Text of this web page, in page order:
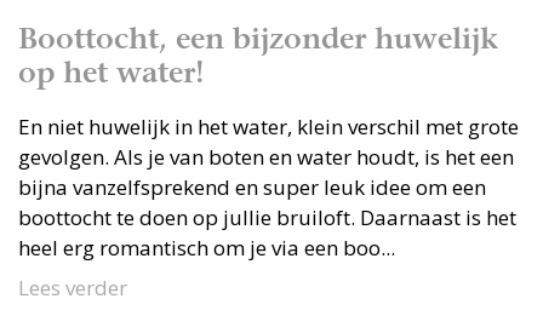
Boottocht, een bijzonder huwelijk
op het water!
En niet huwelijk in het water, klein verschil met grote
gevolgen. Als je van boten en water houdt, is het een
bijna vanzelfsprekend en super leuk idee om een
boottocht te doen op jullie bruiloft. Daarnaast is het
heel erg romantisch om je via een boo...
Lees verder